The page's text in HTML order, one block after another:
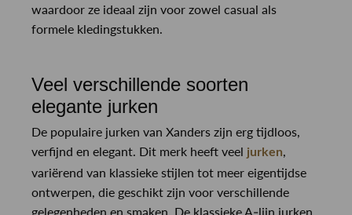
waardoor ze ideaal zijn voor zowel casual als
formele kledingstukken.
Veel verschillende soorten
elegante jurken
De populaire jurken van Xanders zijn erg tijdloos,
verfijnd en elegant. Dit merk heeft veel jurken
variërend van klassieke stijlen tot meer eigentijdse
ontwerpen, die geschikt zijn voor verschillende
gelegenheden en smaken. De klassieke A-lijn jurken